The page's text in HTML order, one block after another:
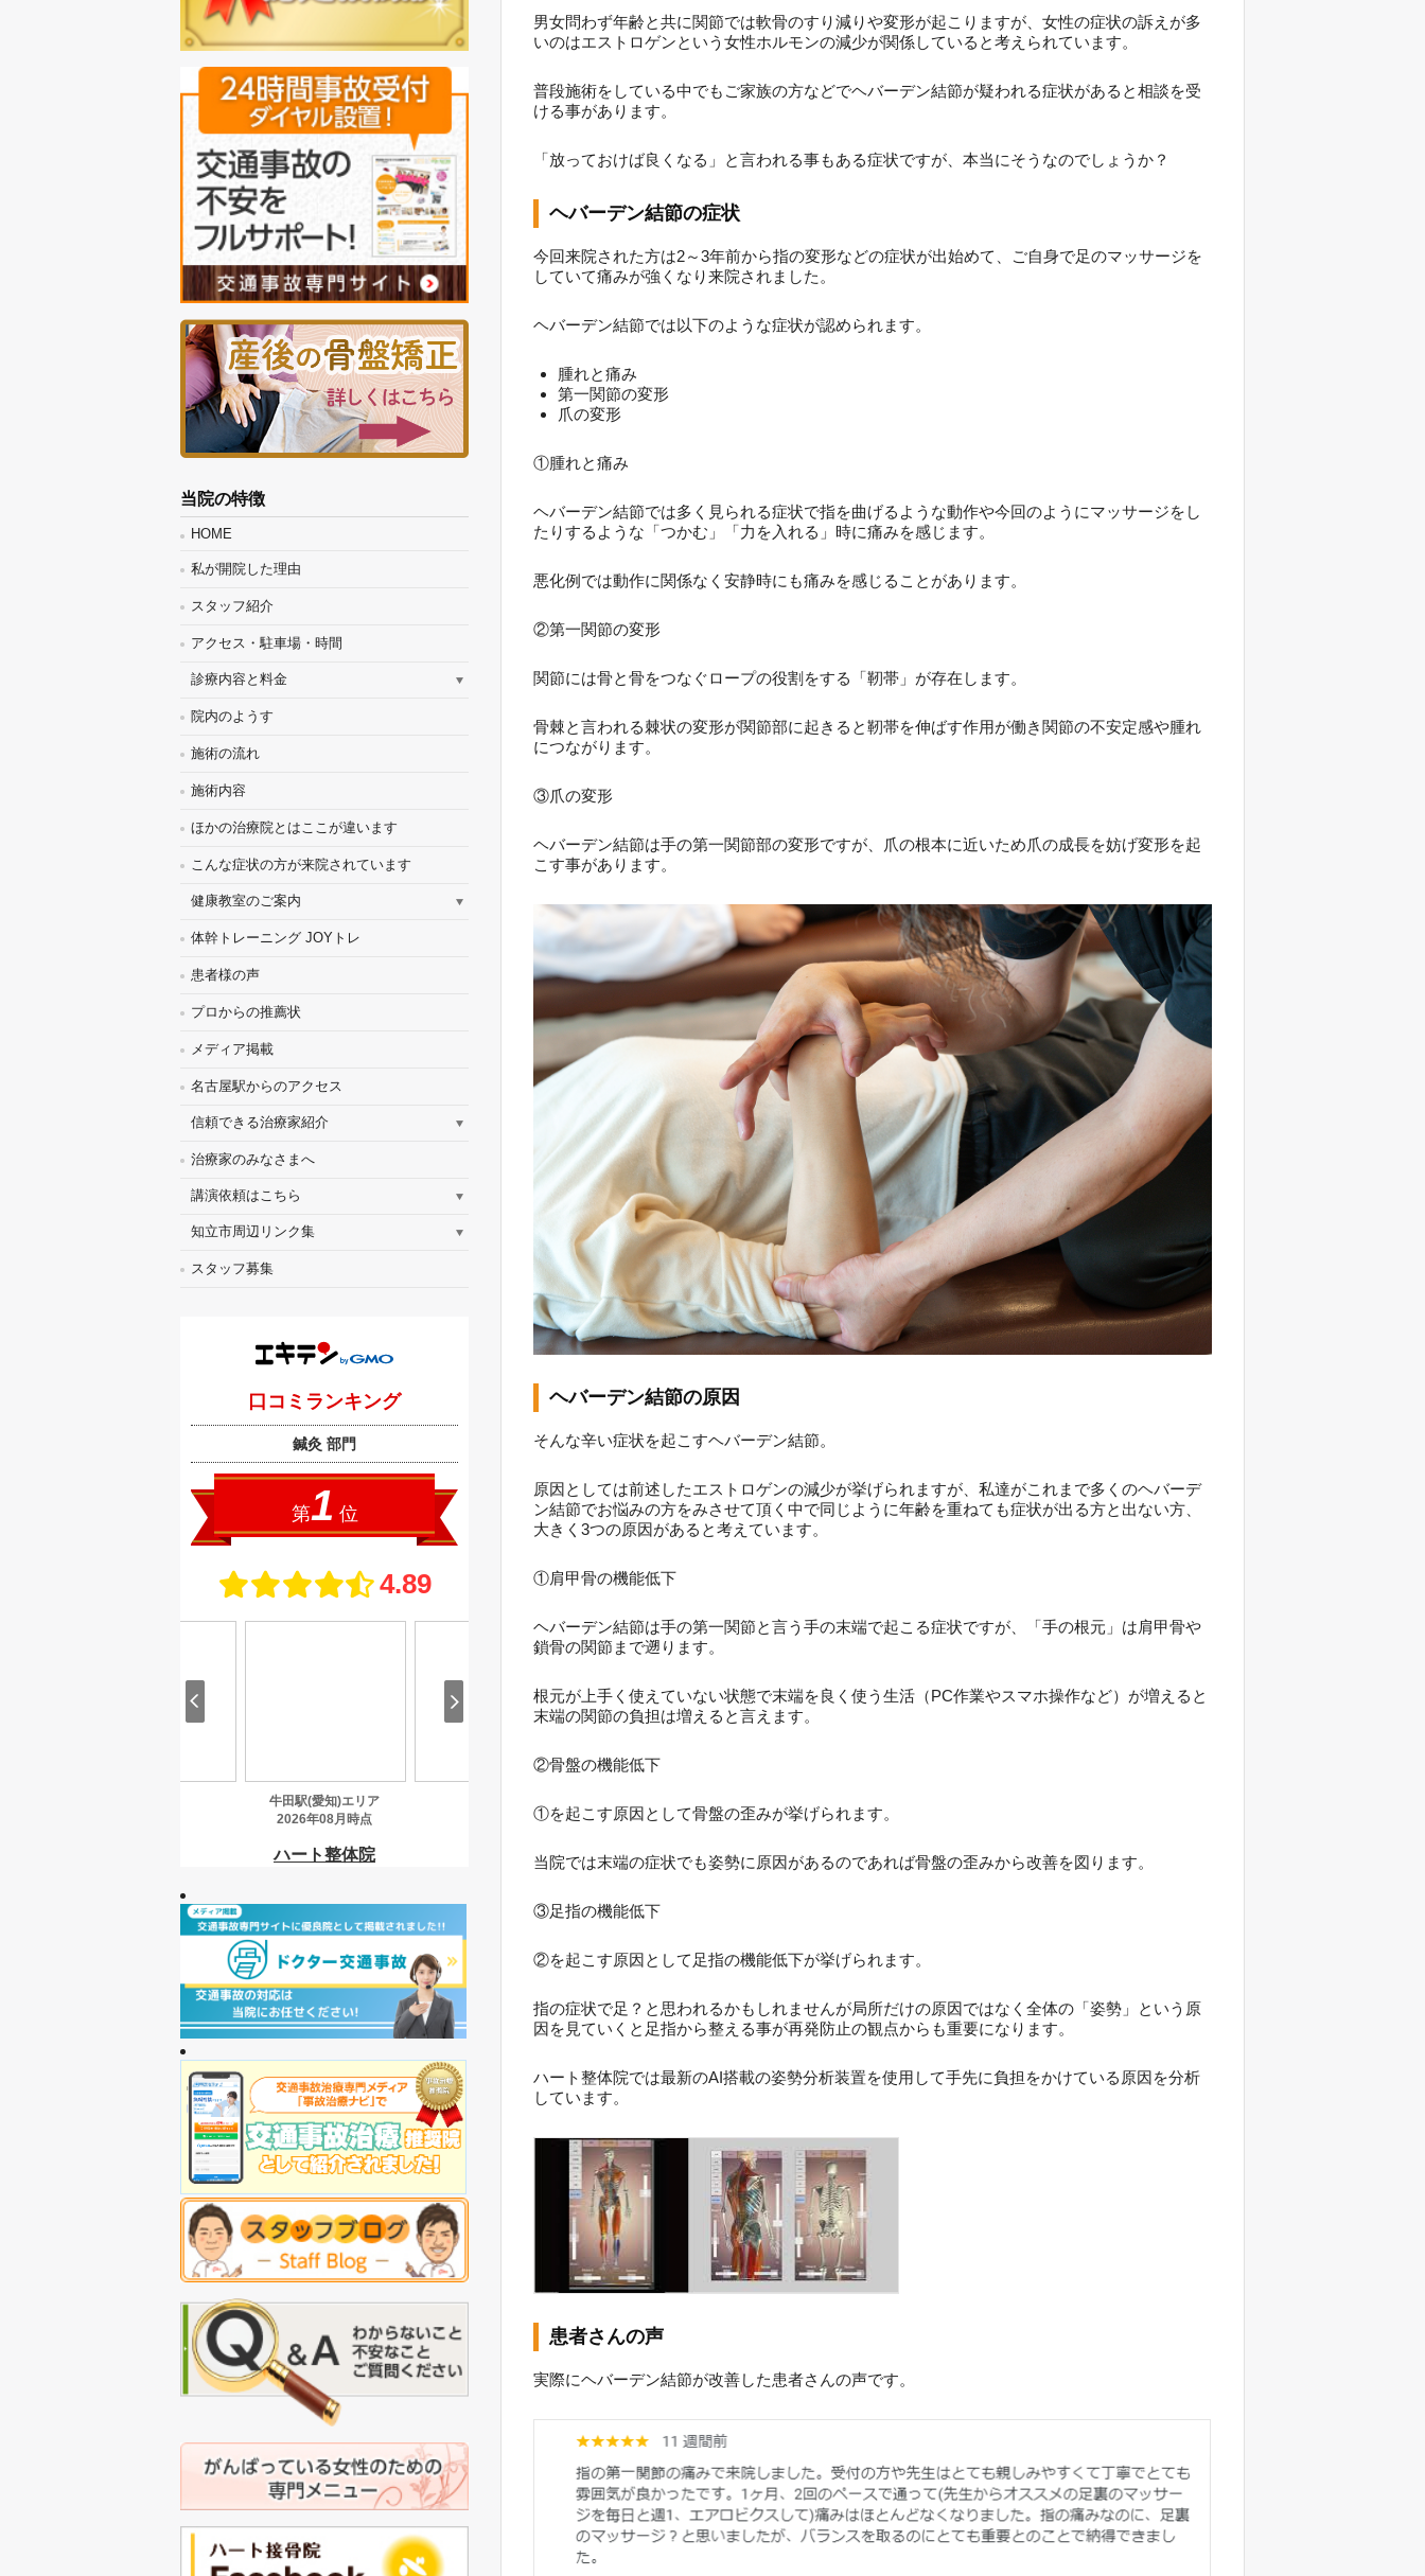
男女問わず年齢と共に関節では軟骨のすり減りや変形が起こりますが、女性の症状の訴えが多
いのはエストロゲンという女性ホルモンの減少が関係していると考えられています。
普段施術をしている中でもご家族の方などでヘバーデン結節が疑われる症状があると相談を受
ける事があります。
「放っておけば良くなる」と言われる事もある症状ですが、本当にそうなのでしょうか？
ヘバーデン結節の症状
今回来院された方は2～3年前から指の変形などの症状が出始めて、ご自身で足のマッサージを
していて痛みが強くなり来院されました。
ヘバーデン結節では以下のような症状が認められます。
腫れと痛み
第一関節の変形
爪の変形
①腫れと痛み
ヘバーデン結節では多く見られる症状で指を曲げるような動作や今回のようにマッサージをし
たりするような「つかむ」「力を入れる」時に痛みを感じます。
悪化例では動作に関係なく安静時にも痛みを感じることがあります。
②第一関節の変形
関節には骨と骨をつなぐロープの役割をする「靭帯」が存在します。
骨棘と言われる棘状の変形が関節部に起きると靭帯を伸ばす作用が働き関節の不安定感や腫れ
につながります。
③爪の変形
ヘバーデン結節は手の第一関節部の変形ですが、爪の根本に近いため爪の成長を妨げ変形を起
こす事があります。
ヘバーデン結節の原因
そんな辛い症状を起こすヘバーデン結節。
原因としては前述したエストロゲンの減少が挙げられますが、私達がこれまで多くのヘバーデ
ン結節でお悩みの方をみさせて頂く中で同じように年齢を重ねても症状が出る方と出ない方、
大きく3つの原因があると考えています。
①肩甲骨の機能低下
ヘバーデン結節は手の第一関節と言う手の末端で起こる症状ですが、「手の根元」は肩甲骨や
鎖骨の関節まで遡ります。
根元が上手く使えていない状態で末端を良く使う生活（PC作業やスマホ操作など）が増えると
末端の関節の負担は増えると言えます。
②骨盤の機能低下
①を起こす原因として骨盤の歪みが挙げられます。
当院では末端の症状でも姿勢に原因があるのであれば骨盤の歪みから改善を図ります。
③足指の機能低下
②を起こす原因として足指の機能低下が挙げられます。
指の症状で足？と思われるかもしれませんが局所だけの原因ではなく全体の「姿勢」という原
因を見ていくと足指から整える事が再発防止の観点からも重要になります。
ハート整体院では最新のAI搭載の姿勢分析装置を使用して手先に負担をかけている原因を分析
しています。
患者さんの声
実際にヘバーデン結節が改善した患者さんの声です。
当院の特徴
HOME
私が開院した理由
スタッフ紹介
アクセス・駐車場・時間
診療内容と料金
院内のようす
施術の流れ
施術内容
ほかの治療院とはここが違います
こんな症状の方が来院されています
健康教室のご案内
体幹トレーニング JOYトレ
患者様の声
プロからの推薦状
メディア掲載
名古屋駅からのアクセス
信頼できる治療家紹介
治療家のみなさまへ
講演依頼はこちら
知立市周辺リンク集
スタッフ募集